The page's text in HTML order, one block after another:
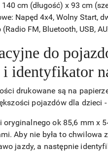
cm (długość) x 93 cm
Napęd 4x4, Wolny Start,
FM, Bluetooth, USB,
do
identyfikator
drukowane są na
pojazdów dla dzieci
oryginalnego ok 85,6 mm x
Aby nie była to
jazdy, a następnie